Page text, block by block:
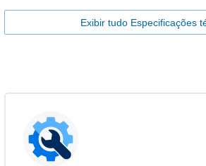
Exibir tudo Especificações